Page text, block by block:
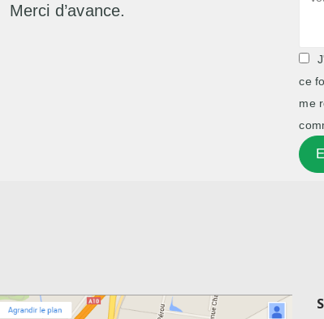
Merci d’avance.
ce
me